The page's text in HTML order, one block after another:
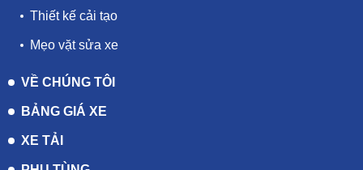
Thiết kế cải tạo
Mẹo vặt sửa xe
VỀ CHÚNG TÔI
BẢNG GIÁ XE
XE TẢI